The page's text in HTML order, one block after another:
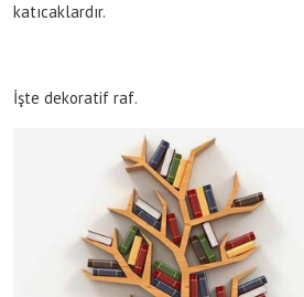
katıcaklardır.
İşte dekoratif raf.